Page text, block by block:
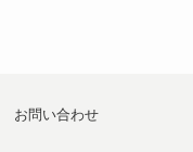
お問い合わせ